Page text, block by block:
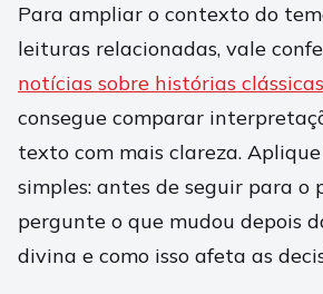
Para ampliar o contexto do
leituras relacionadas, vale
notícias sobre histórias clássicas
consegue comparar
texto com mais clareza.
simples: antes de seguir para o
pergunte o que mudou depois
divina e como isso afeta as